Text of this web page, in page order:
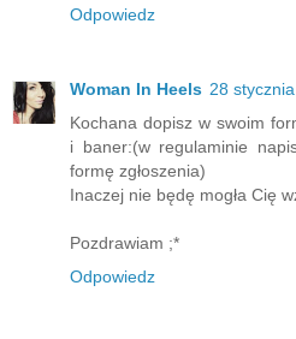
Odpowiedz
Woman In Heels 28
Kochana dopisz w swoim
i baner:(w regulaminie
formę zgłoszenia)
Inaczej nie będę mogła Cię
Pozdrawiam ;*
Odpowiedz